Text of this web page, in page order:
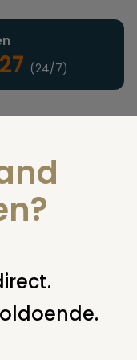
(24/7)
5 nieuwe